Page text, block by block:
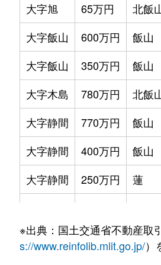
大字旭
65万円 北飯
大字飯山
600万円 飯山
大字飯山
350万円 飯山
大字木島
780万円 北飯
大字静間
770万円 飯山
大字静間
400万円 飯山
大字静間
250万円 蓮
大字常郷
210万円 戸狩
※出典：国土交通省不動産取
s://www.reinfolib.mlit.go.jp/）